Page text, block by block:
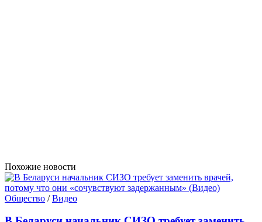
Похожие новости
Общество /Видео